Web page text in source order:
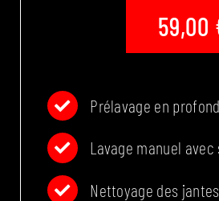
59,00
Prélavage en
Lavage manuel
Nettoyage des jantes